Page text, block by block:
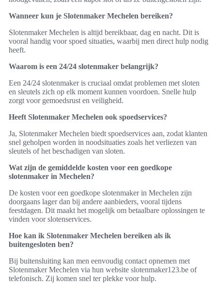
Wanneer kun je Slotenmaker Mechelen bereiken?
Slotenmaker Mechelen is altijd bereikbaar, dag en nacht. Dit is
vooral handig voor spoed situaties, waarbij men direct hulp nodig
heeft.
Waarom is een 24/24 slotenmaker belangrijk?
Een 24/24 slotenmaker is cruciaal omdat problemen met sloten
en sleutels zich op elk moment kunnen voordoen. Snelle hulp
zorgt voor gemoedsrust en veiligheid.
Heeft Slotenmaker Mechelen ook spoedservices?
Ja, Slotenmaker Mechelen biedt spoedservices aan, zodat klanten
snel geholpen worden in noodsituaties zoals het verliezen van
sleutels of het beschadigen van sloten.
Wat zijn de gemiddelde kosten voor een goedkope
slotenmaker in Mechelen?
De kosten voor een goedkope slotenmaker in Mechelen zijn
doorgaans lager dan bij andere aanbieders, vooral tijdens
feestdagen. Dit maakt het mogelijk om betaalbare oplossingen te
vinden voor slotenservices.
Hoe kan ik Slotenmaker Mechelen bereiken als ik
buitengesloten ben?
Bij buitensluiting kan men eenvoudig contact opnemen met
Slotenmaker Mechelen via hun website slotenmaker123.be of
telefonisch. Zij komen snel ter plekke voor hulp.